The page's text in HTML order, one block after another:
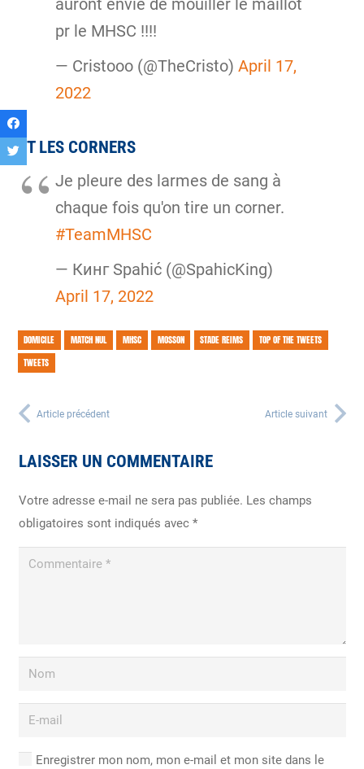
auront envie de mouiller le maillot
pr le MHSC !!!!
— Cristooo (@TheCristo) April 17,
2022
ET LES CORNERS
Je pleure des larmes de sang à
chaque fois qu'on tire un corner.
#TeamMHSC
— Кинг Spahić (@SpahicKing)
April 17, 2022
DOMICILE MATCH NUL MHSC MOSSON STADE REIMS
TOP OF THE TWEETS
TWEETS
Article précédent Article suivant
LAISSER UN COMMENTAIRE
Votre adresse e-mail ne sera pas publiée. Les champs
obligatoires sont indiqués avec *
Enregistrer mon nom, mon e-mail et mon site dans le